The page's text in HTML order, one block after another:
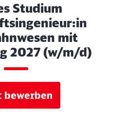
Studium
mit
2027 (w/m/d)
bewerben